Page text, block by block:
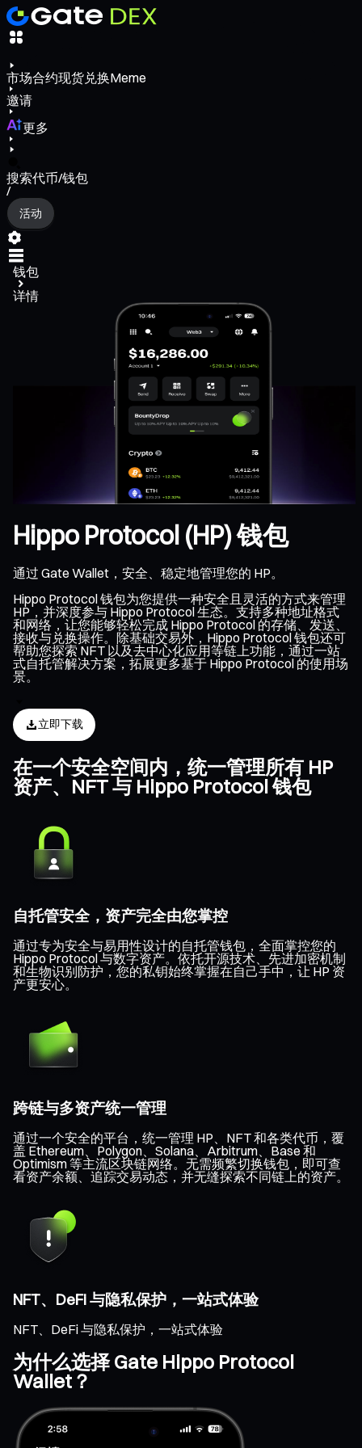
市场合约现货兑换Meme
邀请
更多
搜索代币/钱包
/
活动
钱包
详情
Hippo Protocol (HP) 钱包
通过 Gate Wallet，安全、稳定地管理您的 HP。
Hippo Protocol 钱包为您提供一种安全且灵活的方式来管理
HP，并深度参与 Hippo Protocol 生态。支持多种地址格式
和网络，让您能够轻松完成 Hippo Protocol 的存储、发送、
接收与兑换操作。除基础交易外，Hippo Protocol 钱包还可
帮助您探索 NFT 以及去中心化应用等链上功能，通过一站
式自托管解决方案，拓展更多基于 Hippo Protocol 的使用场
景。
立即下载
在一个安全空间内，统一管理所有 HP
资产、NFT 与 Hippo Protocol 钱包
自托管安全，资产完全由您掌控
通过专为安全与易用性设计的自托管钱包，全面掌控您的
Hippo Protocol 与数字资产。依托开源技术、先进加密机制
和生物识别防护，您的私钥始终掌握在自己手中，让 HP 资
产更安心。
跨链与多资产统一管理
通过一个安全的平台，统一管理 HP、NFT 和各类代币，覆
盖 Ethereum、Polygon、Solana、Arbitrum、Base 和
Optimism 等主流区块链网络。无需频繁切换钱包，即可查
看资产余额、追踪交易动态，并无缝探索不同链上的资产。
NFT、DeFi 与隐私保护，一站式体验
NFT、DeFi 与隐私保护，一站式体验
为什么选择 Gate Hippo Protocol
Wallet？